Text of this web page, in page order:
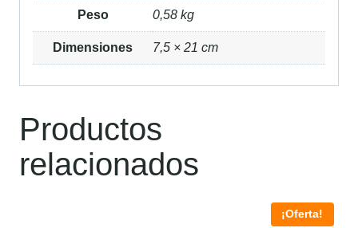
Peso 0,58 kg
Dimensiones 7,5 × 21 cm
Productos
relacionados
¡Oferta!